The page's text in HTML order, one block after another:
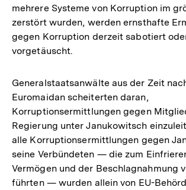
mehrere Systeme von Korruption im
zerstört wurden, werden ernsthafte
gegen Korruption derzeit sabotiert
vorgetäuscht.
Generalstaatsanwälte aus der Zeit
Euromaidan scheiterten daran,
Korruptionsermittlungen gegen
Regierung unter Janukowitsch
alle Korruptionsermittlungen gegen
seine Verbündeten — die zum
Vermögen und der Beschlagnahmung
führten — wurden allein von EU-